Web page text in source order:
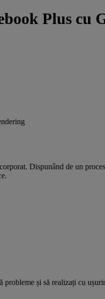
Plus cu
Dispunând de un
și să realizați cu